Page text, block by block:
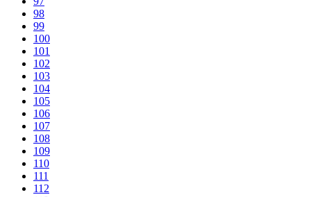
98
99
100
101
102
103
104
105
106
107
108
109
110
111
112